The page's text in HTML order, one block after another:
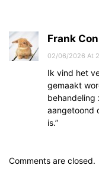
Frank
02/06/2026 At
Ik vind het
gemaakt
behandeling
aangetoond
is.”
Comments are closed.